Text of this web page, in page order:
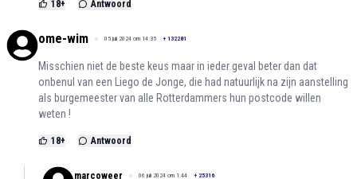
18+ Antwoord
ome-wim 05 juli 2024 om 14:35 + 132281
Misschien niet de beste keus maar in ieder geval beter dan dat
onbenul van een Liego de Jonge, die had natuurlijk na zijn aanstelling
als burgemeester van alle Rotterdammers hun postcode willen
weten !
18+ Antwoord
marcoweer 06 juli 2024 om 1:44 + 25316